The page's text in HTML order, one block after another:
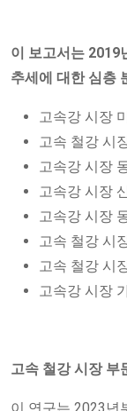
이 보고서는 2019
추세에 대한 심층
고속강 시장
고속 철강 시
고속강 시장
고속강 시장
고속강 시장
고속 철강 시
고속 철강 시
고속강 시장
고속 철강 시장 부